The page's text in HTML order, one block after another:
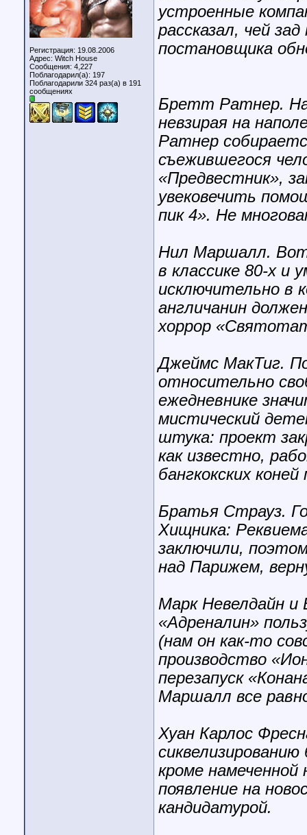
Регистрация: 19.08.2006
Адрес: Witch House
Сообщения: 4,227
Поблагодарил(а): 197
Поблагодарили 324 раз(а) в 191
сообщениях
устроенные
рассказал, чей
постановщика
Бретт Ратнер.
невзирая на
Ратнер
съежившегося
«Предвестник»,
увековечить
пик 4». Не
Нил Маршалл. Вот
в классике 80-х
исключительно в
англичанин
хоррор
Джеймс МакТиг.
относительно
ежедневнике
мистический
штука: проект
как известно,
бангкокских
Братья Страуз.
Хищника:
заключили,
над Парижем,
Марк Невелдайн и
«Адреналин»
(нам он как-то
производство
перезапуск
Маршалл все
Хуан Карлос
кроме намеченной
появление на
кандидатурой.